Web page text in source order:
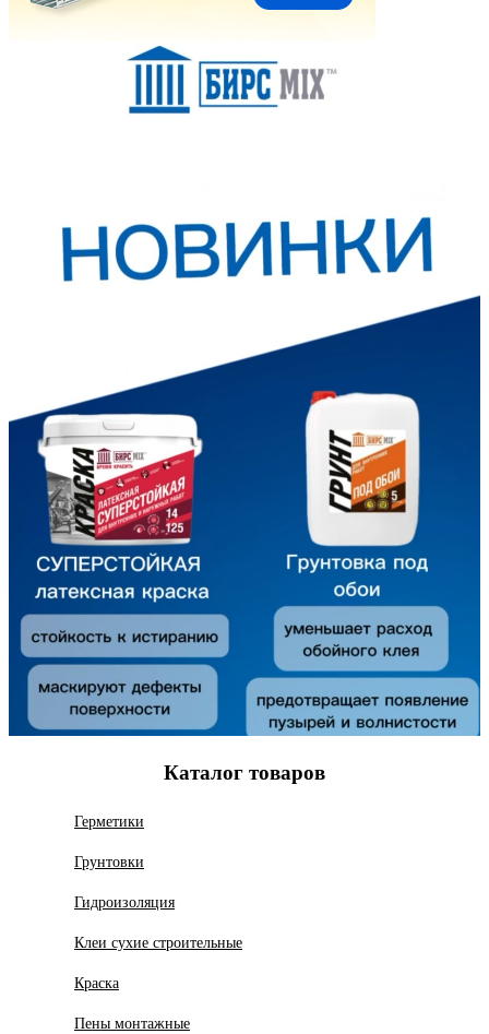
Каталог товаров
Герметики
Грунтовки
Гидроизоляция
Клеи сухие строительные
Краска
Пены монтажные